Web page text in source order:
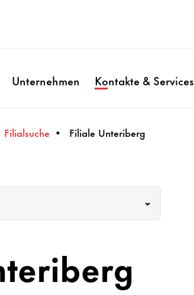
Unter­nehmen Kontakte & Services
Fili­al­suche Filiale Unter­i­berg